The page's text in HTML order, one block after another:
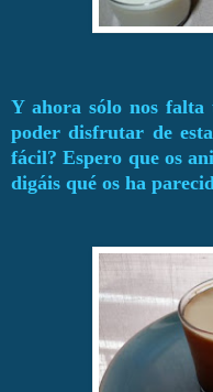
Y ahora sólo nos
poder disfrutar de
fácil? Espero que os
digáis qué os ha